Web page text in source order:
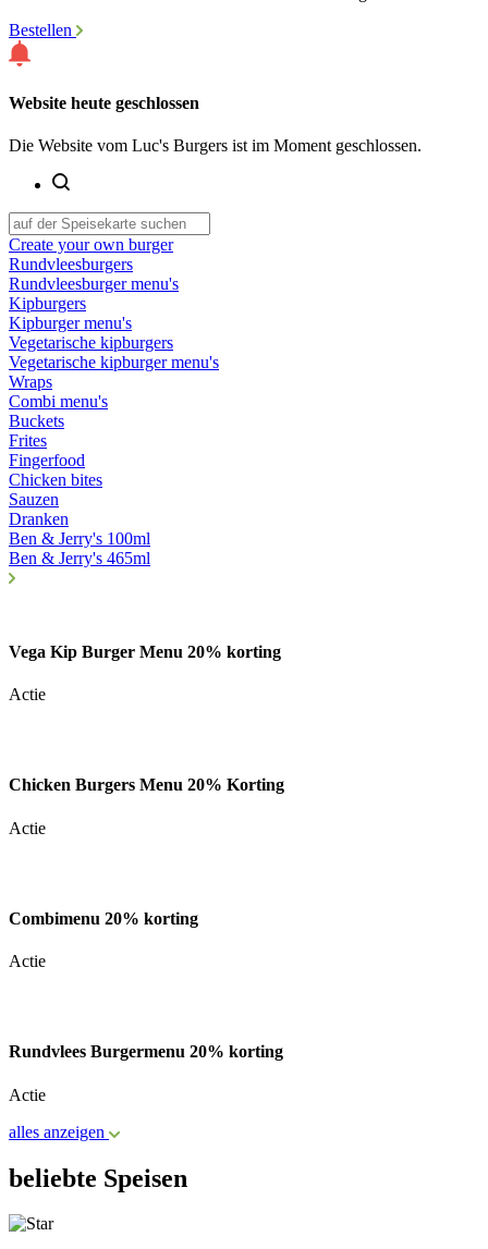
Bestellen
Website heute geschlossen
Die Website vom Luc's Burgers ist im Moment geschlossen.
Create your own burger
Rundvleesburgers
Rundvleesburger menu's
Kipburgers
Kipburger menu's
Vegetarische kipburgers
Vegetarische kipburger menu's
Wraps
Combi menu's
Buckets
Frites
Fingerfood
Chicken bites
Sauzen
Dranken
Ben & Jerry's 100ml
Ben & Jerry's 465ml
Vega Kip Burger Menu 20% korting
Actie
Chicken Burgers Menu 20% Korting
Actie
Combimenu 20% korting
Actie
Rundvlees Burgermenu 20% korting
Actie
alles anzeigen
beliebte Speisen